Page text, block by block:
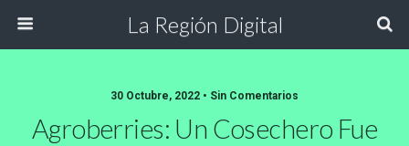
La Región Digital
30 Octubre, 2022 • Sin Comentarios
Agroberries: Un Cosechero Fue